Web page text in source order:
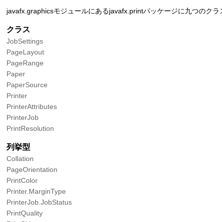
javafx.graphicsモジュールにあるjavafx.printパッケージに九つのクラ
クラス
JobSettings
PageLayout
PageRange
Paper
PaperSource
Printer
PrinterAttributes
PrinterJob
PrintResolution
列挙型
Collation
PageOrientation
PrintColor
Printer.MarginType
PrinterJob.JobStatus
PrintQuality